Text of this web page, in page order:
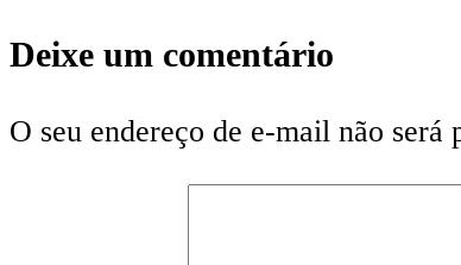
Deixe um comentário
O seu endereço de e-mail não será